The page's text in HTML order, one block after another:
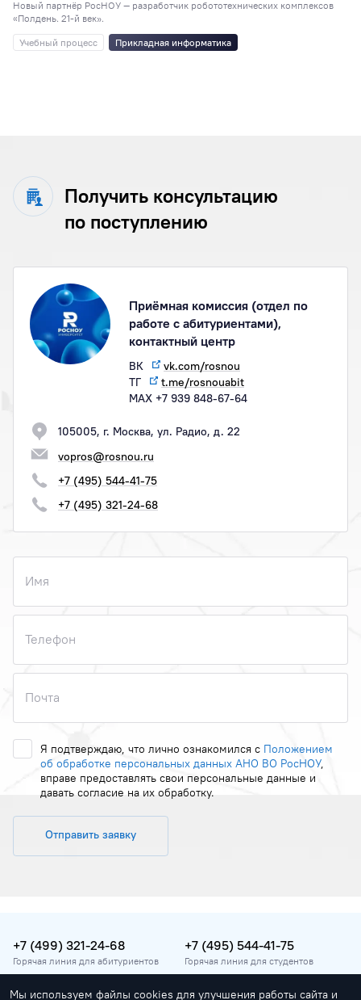
Новый партнёр РосНОУ — разработчик робототехнических комплексов
«Полдень. 21-й век».
Учебный процесс
Прикладная информатика
Получить консультацию
по поступлению
Приёмная комиссия (отдел по
работе с абитуриентами),
контактный центр
ВК
vk.com/rosnou
ТГ
t.me/rosnouabit
МАХ +7 939 848-67-64
105005, г. Москва, ул. Радио, д. 22
vopros@rosnou.ru
+7 (495) 544-41-75
+7 (495) 321-24-68
Имя
Телефон
Почта
Я подтверждаю, что лично ознакомился с Положением
об обработке персональных данных АНО ВО РосНОУ,
вправе предоставлять свои персональные данные и
давать согласие на их обработку.
Отправить заявку
+7 (499) 321-24-68
Горячая линия для абитуриентов
+7 (495) 544-41-75
Горячая линия для студентов
Мы используем файлы cookies для улучшения работы сайта и